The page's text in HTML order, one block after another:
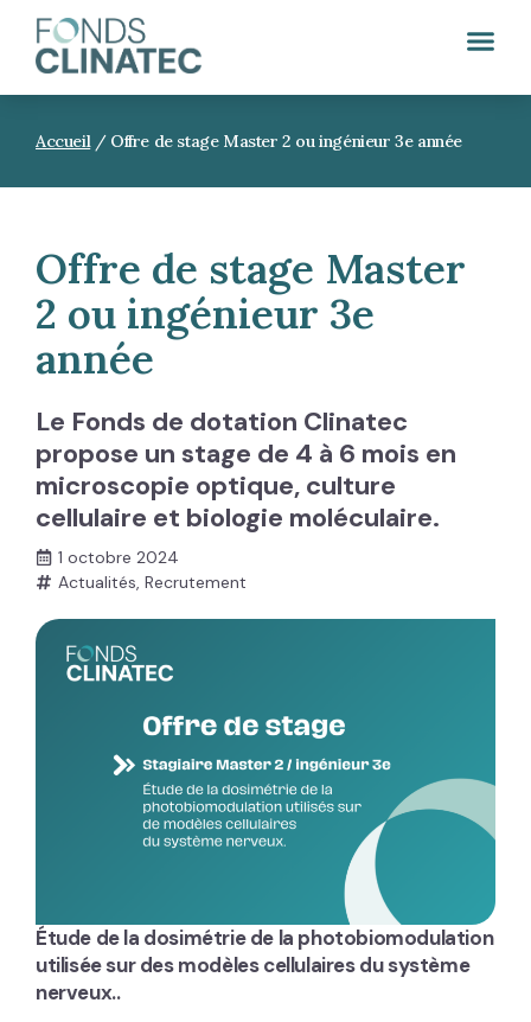
Accueil / Offre de stage Master 2 ou ingénieur 3e année
Offre de stage Master
2 ou ingénieur 3e
année
Le Fonds de dotation Clinatec
propose un stage de 4 à 6 mois en
microscopie optique, culture
cellulaire et biologie moléculaire.
1 octobre 2024
Actualités, Recrutement
Étude de la dosimétrie de la photobiomodulation
utilisée sur des modèles cellulaires du système
nerveux..